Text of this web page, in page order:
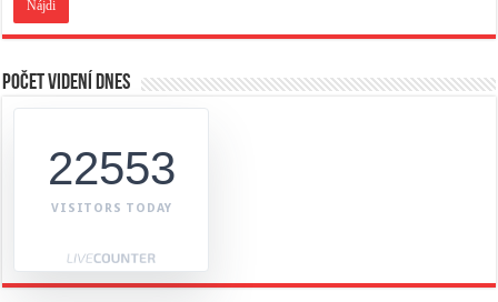
Počet videní dnes
22553
VISITORS TODAY